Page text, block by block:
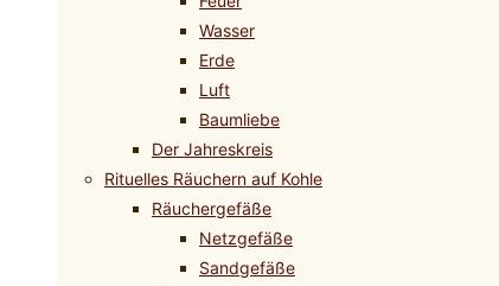
Wasser
Erde
Luft
Baumliebe
Der Jahreskreis
Rituelles Räuchern auf Kohle
Räuchergefäße
Netzgefäße
Sandgefäße